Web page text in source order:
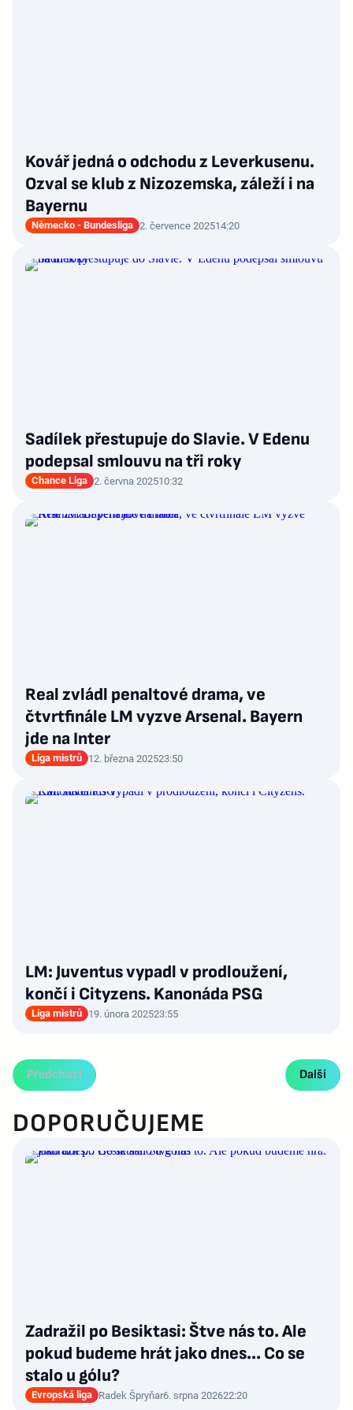
Kovář jedná o odchodu z Leverkusenu.
Ozval se klub z Nizozemska, záleží i na
Bayernu
Německo - Bundesliga 2. července 202514:20
Sadílek přestupuje do Slavie. V Edenu
podepsal smlouvu na tři roky
Chance Liga 2. června 202510:32
Real zvládl penaltové drama, ve
čtvrtfinále LM vyzve Arsenal. Bayern
jde na Inter
Liga mistrů 12. března 202523:50
LM: Juventus vypadl v prodloužení,
končí i Cityzens. Kanonáda PSG
Liga mistrů 19. února 202523:55
Předchozí Další
DOPORUČUJEME
Zadražil po Besiktasi: Štve nás to. Ale
pokud budeme hrát jako dnes... Co se
stalo u gólu?
Evropská liga Radek Špryňar6. srpna 202622:20